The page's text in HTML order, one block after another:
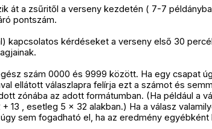
át a zsűritől a verseny kezdetén ( 7-7
pontszám.
kapcsolatos kérdéseket a verseny első 30
szám 0000 és 9999 között. Ha egy csapat
ellátott válaszlapra felírja ezt a számot és
zónába az adott formátumban. (Ha például a
13 , esetleg 5 x 32 alakban.) Ha a válasz
sem fogadható el, ha az eredmény egyébként